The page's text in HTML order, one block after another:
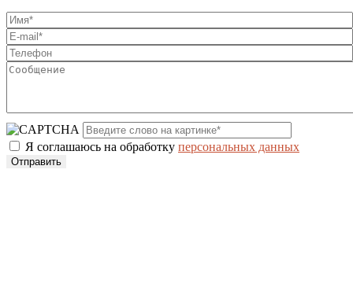
Я соглашаюсь на обработку персональных данных